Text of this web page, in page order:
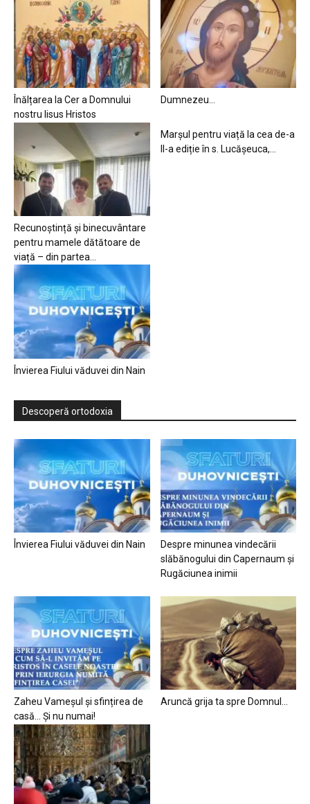
Înălțarea la Cer a Domnului
nostru Iisus Hristos
Dumnezeu…
Recunoștință și binecuvântare
pentru mamele dătătoare de
viață – din partea...
Marșul pentru viață la cea de-a
II-a ediție în s. Lucășeuca,...
Învierea Fiului văduvei din Nain
Descoperă ortodoxia
Învierea Fiului văduvei din Nain
Despre minunea vindecării
slăbănogului din Capernaum și
Rugăciunea inimii
Zaheu Vameșul și sfințirea de
casă… Și nu numai!
Aruncă grija ta spre Domnul…